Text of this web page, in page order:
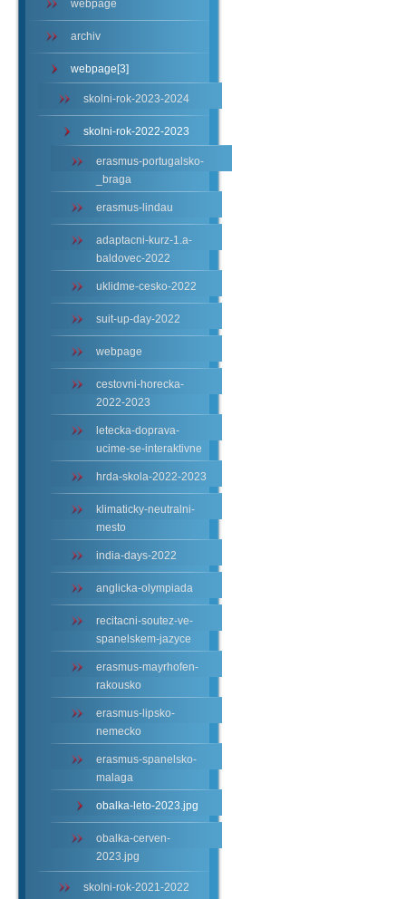
webpage
archiv
webpage[3]
skolni-rok-2023-2024
skolni-rok-2022-2023
erasmus-portugalsko-
_braga
erasmus-lindau
adaptacni-kurz-1.a-
baldovec-2022
uklidme-cesko-2022
suit-up-day-2022
webpage
cestovni-horecka-
2022-2023
letecka-doprava-
ucime-se-interaktivne
hrda-skola-2022-2023
klimaticky-neutralni-
mesto
india-days-2022
anglicka-olympiada
recitacni-soutez-ve-
spanelskem-jazyce
erasmus-mayrhofen-
rakousko
erasmus-lipsko-
nemecko
erasmus-spanelsko-
malaga
obalka-leto-2023.jpg
obalka-cerven-
2023.jpg
skolni-rok-2021-2022